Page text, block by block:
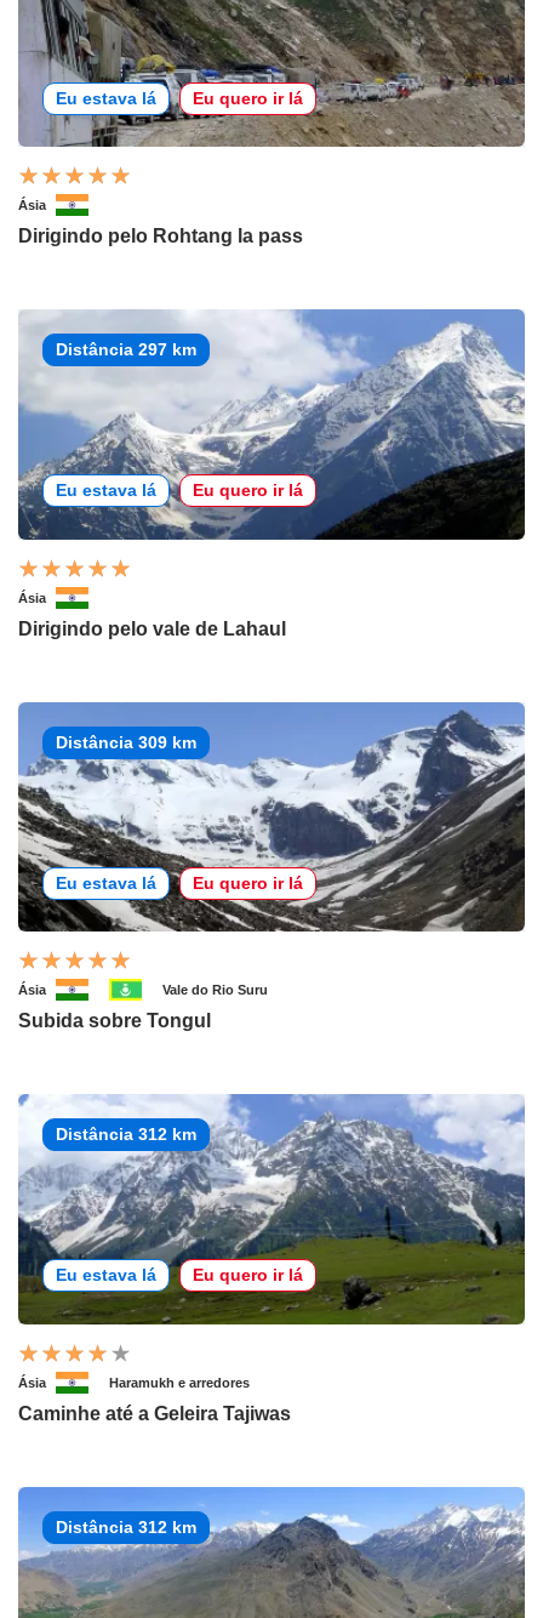
Eu estava lá Eu quero ir lá
Ásia
Dirigindo pelo Rohtang la pass
Distância 297 km
Eu estava lá Eu quero ir lá
Ásia
Dirigindo pelo vale de Lahaul
Distância 309 km
Eu estava lá Eu quero ir lá
Ásia Vale do Rio Suru
Subida sobre Tongul
Distância 312 km
Eu estava lá Eu quero ir lá
Ásia Haramukh e arredores
Caminhe até a Geleira Tajiwas
Distância 312 km